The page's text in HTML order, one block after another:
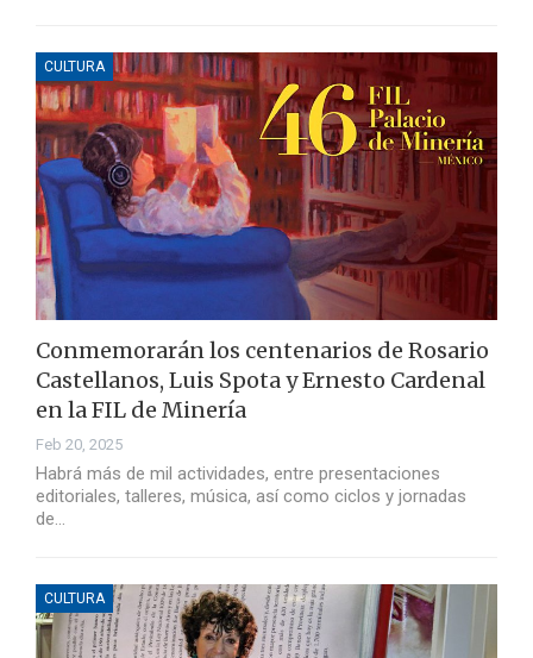
CULTURA
Conmemorarán los centenarios de Rosario
Castellanos, Luis Spota y Ernesto Cardenal
en la FIL de Minería
Feb 20, 2025
Habrá más de mil actividades, entre presentaciones
editoriales, talleres, música, así como ciclos y jornadas
de…
CULTURA